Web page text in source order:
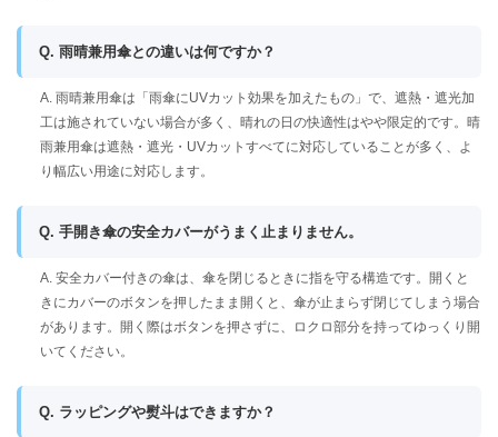
Q. 雨晴兼用傘との違いは何ですか？
A. 雨晴兼用傘は「雨傘にUVカット効果を加えたもの」で、遮熱・遮光加
工は施されていない場合が多く、晴れの日の快適性はやや限定的です。晴
雨兼用傘は遮熱・遮光・UVカットすべてに対応していることが多く、よ
り幅広い用途に対応します。
Q. 手開き傘の安全カバーがうまく止まりません。
A. 安全カバー付きの傘は、傘を閉じるときに指を守る構造です。開くと
きにカバーのボタンを押したまま開くと、傘が止まらず閉じてしまう場合
があります。開く際はボタンを押さずに、ロクロ部分を持ってゆっくり開
いてください。
Q. ラッピングや熨斗はできますか？